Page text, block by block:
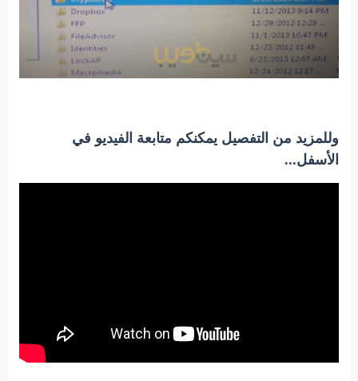
وللمزيد من التفصيل يمكنكم متابعة الفيديو في
الأسفل...